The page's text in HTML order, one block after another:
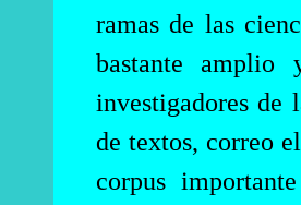
ramas de las
bastante amplio
investigadores de
de textos, correo
corpus